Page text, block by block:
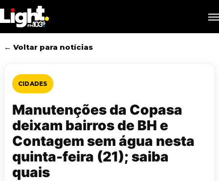
to
main
content
← Voltar para notícias
CIDADES
Manutenções da Copasa
deixam bairros de BH e
Contagem sem água nesta
quinta-feira (21); saiba
quais